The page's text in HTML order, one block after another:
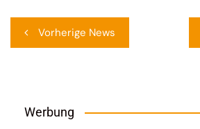
Vorherige News
Werbung